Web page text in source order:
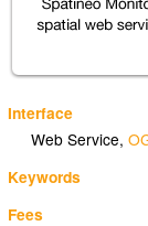
Interface
Web Service,
Keywords
Fees